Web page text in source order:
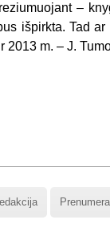
–
išpirkta. Tad
2013 m. – J.